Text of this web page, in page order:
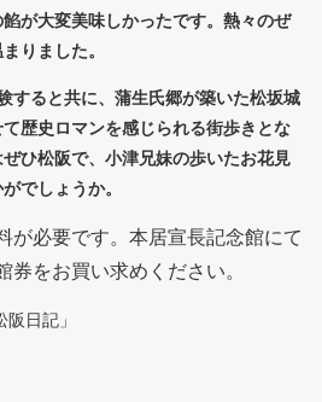
が大変美味しかったです。熱々のぜ
りました。
すると共に、蒲生氏郷が築いた松坂城
歴史ロマンを感じられる街歩きとな
ひ松阪で、小津兄妹の歩いたお花見
でしょうか。
が必要です。本居宣長記念館にて
券をお買い求めください。
日記」